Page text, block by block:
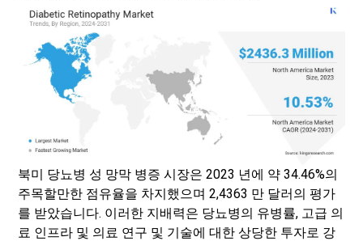
북미 당뇨병 성 망막 병증 시장은 2023 년에 약 34.46%의
주목할만한 점유율을 차지했으며 2,4363 만 달러의 평가
를 받았습니다. 이러한 지배력은 당뇨병의 유병률, 고급 의
료 인프라 및 의료 연구 및 기술에 대한 상당한 투자로 강